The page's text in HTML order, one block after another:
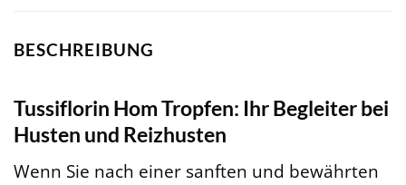
BESCHREIBUNG
Tussiflorin Hom Tropfen: Ihr Begleiter bei
Husten und Reizhusten
Wenn Sie nach einer sanften und bewährten